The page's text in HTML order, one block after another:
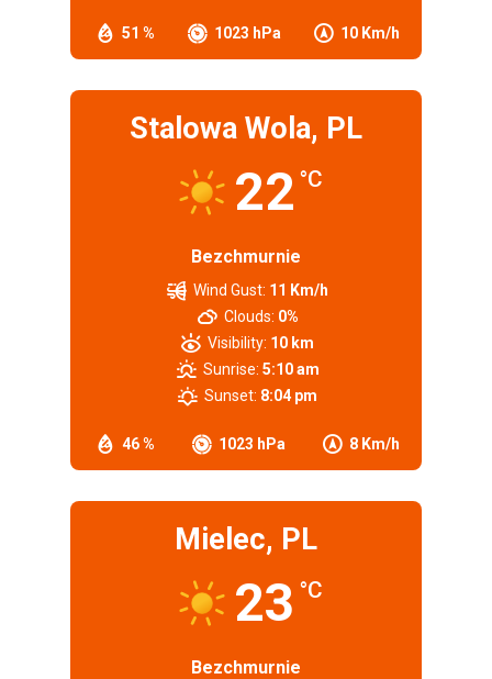
51 % 1023 hPa 10 Km/h
Stalowa Wola, PL
22 °C
Bezchmurnie
46 % 1023 hPa 8 Km/h
Wind Gust: 11 Km/h
Clouds: 0%
Visibility: 10 km
Sunrise: 5:10 am
Sunset: 8:04 pm
Mielec, PL
23 °C
Bezchmurnie